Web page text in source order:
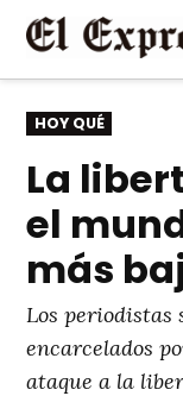
Saltar
contenido
PUBLICADO
EN
HOY QUÉ
La
el
más
Los periodistas
encarcelados
ataque a la